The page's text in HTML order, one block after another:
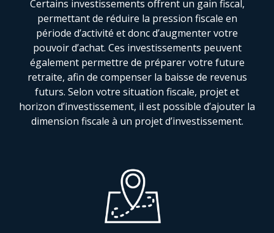
Certains investissements offrent un gain fiscal,
permettant de réduire la pression fiscale en
période d’activité et donc d’augmenter votre
pouvoir d’achat. Ces investissements peuvent
également permettre de préparer votre future
retraite, afin de compenser la baisse de revenus
futurs. Selon votre situation fiscale, projet et
horizon d’investissement, il est possible d’ajouter la
dimension fiscale à un projet d’investissement.